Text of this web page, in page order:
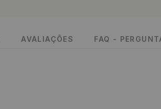
AVALIAÇÕES FAQ -